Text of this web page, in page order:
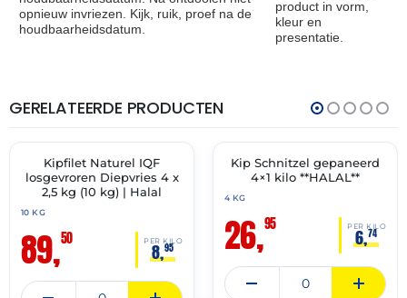
opnieuw invriezen. Kijk, ruik, proef na de
houdbaarheidsdatum.
product in vorm,
kleur en
presentatie.
GERELATEERDE PRODUCTEN
🔥 OP=OP
THT:
27-
Kipfilet Naturel IQF
losgevroren Diepvries 4 x
2,5 kg (10 kg) | Halal
10 KG
89,50 PER KILO
8,95
✓ VAST ASSORTIMENT
Kip Schnitzel gepaneerd
4×1 kilo **HALAL**
4 KG
26,95 PER KILO
6,74